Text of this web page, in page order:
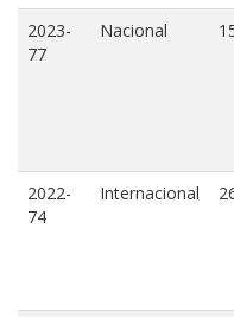
2023-
77
Nacional
2022-
74
Internacional